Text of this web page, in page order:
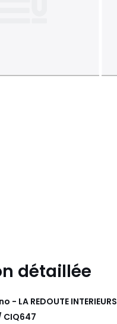
détaillée
LA REDOUTE INTERIEURS
CIQ647